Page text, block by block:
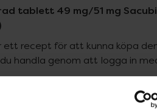
tablett 49 mg/51 mg
ett recept för att kunna köpa
handla genom att logga in
Pris med recept